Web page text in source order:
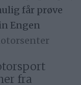
får prøve
Engen
fra